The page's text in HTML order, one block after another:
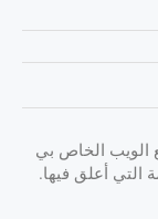
الويب الخاص بي
التي أعلق فيها.